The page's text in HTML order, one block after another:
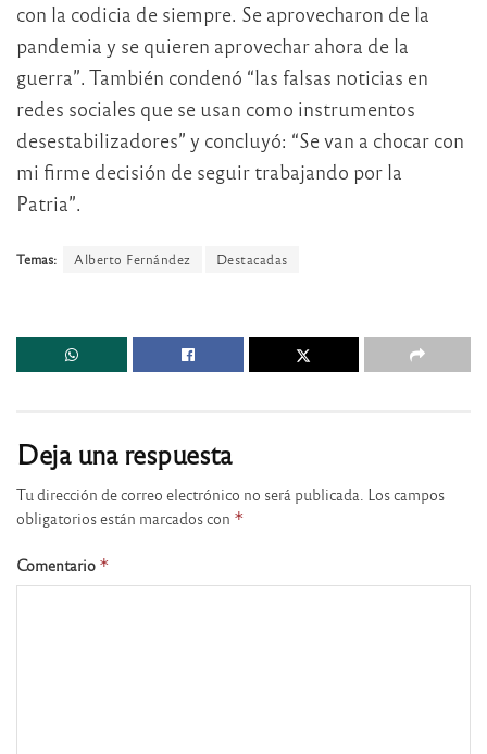
con la codicia de siempre. Se aprovecharon de la
pandemia y se quieren aprovechar ahora de la
guerra”. También condenó “las falsas noticias en
redes sociales que se usan como instrumentos
desestabilizadores” y concluyó: “Se van a chocar con
mi firme decisión de seguir trabajando por la
Patria”.
Temas: Alberto Fernández Destacadas
Deja una respuesta
Tu dirección de correo electrónico no será publicada. Los campos
obligatorios están marcados con *
Comentario *